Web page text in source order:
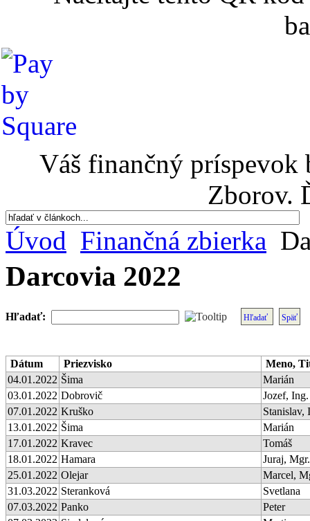
Váš finančný príspevok
Zborov.
Úvod Finančná zbierka
Darcovia 2022
Hľadať: Hľadať Späť
Dátum Priezvisko
Meno,
04.01.2022 Šima
Marián
03.01.2022 Dobrovič
Jozef, Ing.
07.01.2022 Kruško
Stanislav,
13.01.2022 Šima
Marián
17.01.2022 Kravec
Tomáš
18.01.2022 Hamara
Juraj, Mgr.
25.01.2022 Olejar
Marcel,
31.03.2022 Steranková
Svetlana
07.03.2022 Panko
Peter